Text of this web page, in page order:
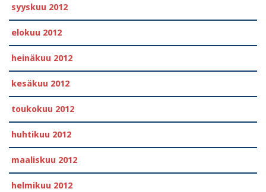
syyskuu 2012
elokuu 2012
heinäkuu 2012
kesäkuu 2012
toukokuu 2012
huhtikuu 2012
maaliskuu 2012
helmikuu 2012